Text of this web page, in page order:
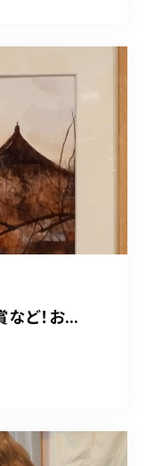
など！お...